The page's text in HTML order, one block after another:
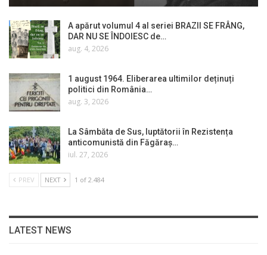
A apărut volumul 4 al seriei BRAZII SE FRÂNG,
DAR NU SE ÎNDOIESC de…
aug. 4, 2026
1 august 1964. Eliberarea ultimilor deținuți
politici din România…
aug. 3, 2026
La Sâmbăta de Sus, luptătorii în Rezistența
anticomunistă din Făgăraș…
iul. 27, 2026
PREV NEXT 1 of 2.484
LATEST NEWS